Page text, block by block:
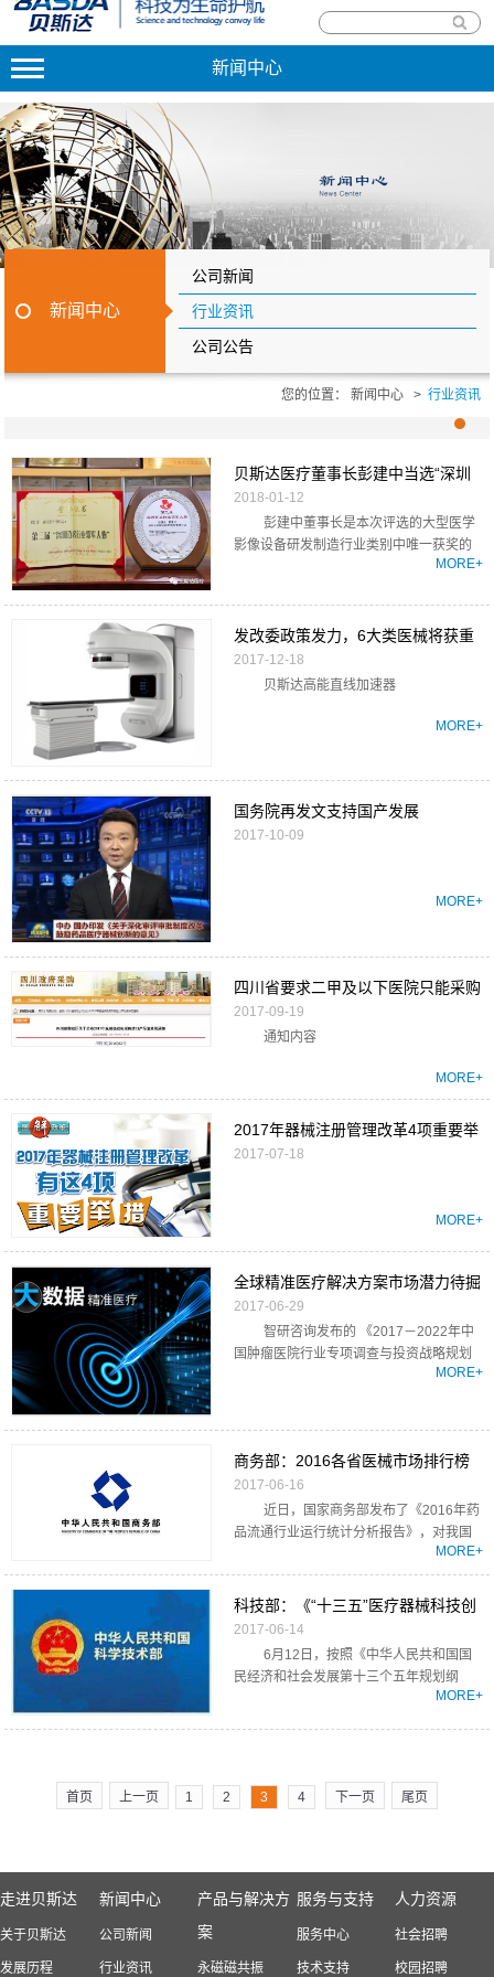
新闻中心
新闻中心
公司新闻
行业资讯
公司公告
您的位置： 新闻中心 > 行业资讯
贝斯达医疗董事长彭建中当选“深圳
百名行业领军人物”
2018-01-12
彭建中董事长是本次评选的大型医学
影像设备研发制造行业类别中唯一获奖的
MORE+
发改委政策发力，6大类医械将获重
点支持
2017-12-18
贝斯达高能直线加速器
MORE+
国务院再发文支持国产发展
2017-10-09
MORE+
四川省要求二甲及以下医院只能采购
国产
2017-09-19
通知内容
MORE+
2017年器械注册管理改革4项重要举
措
2017-07-18
MORE+
全球精准医疗解决方案市场潜力待掘
2017-06-29
智研咨询发布的 《2017－2022年中
国肿瘤医院行业专项调查与投资战略规划
MORE+
商务部：2016各省医械市场排行榜
2017-06-16
近日，国家商务部发布了《2016年药
品流通行业运行统计分析报告》，对我国
MORE+
科技部：《“十三五”医疗器械科技创
新专项规划》出炉，有哪些列为重点
发
2017-06-14
6月12日，按照《中华人民共和国国
民经济和社会发展第十三个五年规划纲
MORE+
首页 上一页 1 2 3 4 下一页 尾页
走进贝斯达
关于贝斯达
发展历程
新闻中心
公司新闻
行业资讯
产品与解决方
案
永磁磁共振
服务与支持
服务中心
技术支持
人力资源
社会招聘
校园招聘